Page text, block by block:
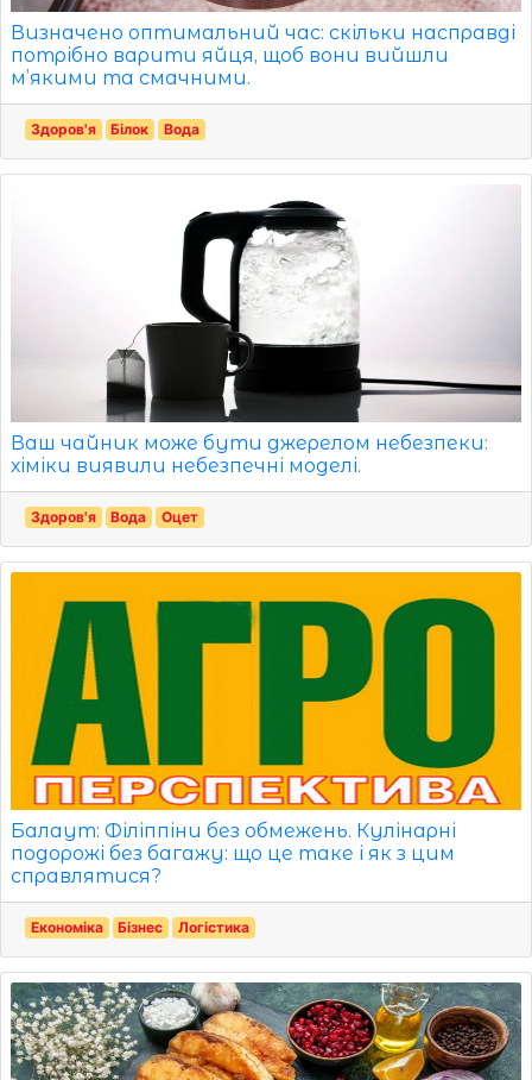
Визначено оптимальний час: скільки насправді
потрібно варити яйця, щоб вони вийшли
м’якими та смачними.
Здоров'я Білок Вода
Ваш чайник може бути джерелом небезпеки:
хіміки виявили небезпечні моделі.
Здоров'я Вода Оцет
Балаут: Філіппіни без обмежень. Кулінарні
подорожі без багажу: що це таке і як з цим
справлятися?
Економіка Бізнес Логістика